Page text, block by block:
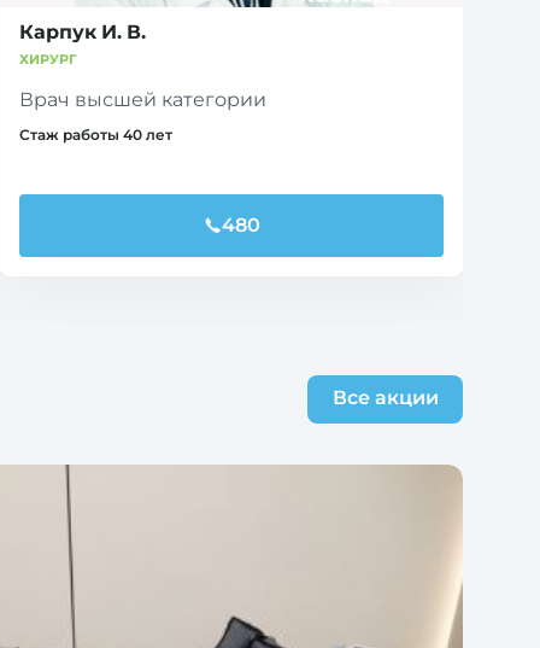
Карпук И. В.
ХИРУРГ
Врач высшей категории
Стаж работы 40 лет
480
Все акции